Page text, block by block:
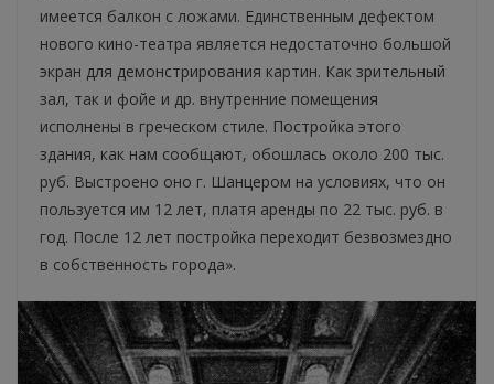
имеется балкон с ложами. Единственным дефектом
нового кино-театра является недостаточно большой
экран для демонстрирования картин. Как зрительный
зал, так и фойе и др. внутренние помещения
исполнены в греческом стиле. Постройка этого
здания, как нам сообщают, обошлась около 200 тыс.
руб. Выстроено оно г. Шанцером на условиях, что он
пользуется им 12 лет, платя аренды по 22 тыс. руб. в
год. После 12 лет постройка переходит безвозмездно
в собственность города».